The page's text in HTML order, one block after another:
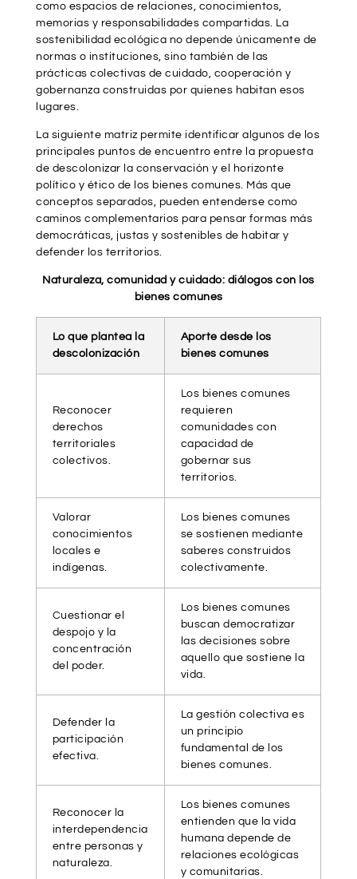
como espacios de relaciones, conocimientos,
memorias y responsabilidades compartidas. La
sostenibilidad ecológica no depende únicamente de
normas o instituciones, sino también de las
prácticas colectivas de cuidado, cooperación y
gobernanza construidas por quienes habitan esos
lugares.
La siguiente matriz permite identificar algunos de los
principales puntos de encuentro entre la propuesta
de descolonizar la conservación y el horizonte
político y ético de los bienes comunes. Más que
conceptos separados, pueden entenderse como
caminos complementarios para pensar formas más
democráticas, justas y sostenibles de habitar y
defender los territorios.
Naturaleza, comunidad y cuidado: diálogos con los
bienes comunes
Lo que plantea la
descolonización
Aporte desde los
bienes comunes
Reconocer
derechos
territoriales
colectivos.
Los bienes comunes
requieren
comunidades con
capacidad de
gobernar sus
territorios.
Valorar
conocimientos
locales e
indígenas.
Los bienes comunes
se sostienen mediante
saberes construidos
colectivamente.
Cuestionar el
despojo y la
concentración
del poder.
Los bienes comunes
buscan democratizar
las decisiones sobre
aquello que sostiene la
vida.
Defender la
participación
efectiva.
La gestión colectiva es
un principio
fundamental de los
bienes comunes.
Reconocer la
interdependencia
entre personas y
naturaleza.
Los bienes comunes
entienden que la vida
humana depende de
relaciones ecológicas
y comunitarias.